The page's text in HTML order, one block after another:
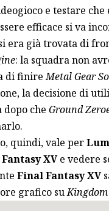
e testare che
efficace si va
era già trovata di
: la squadra non
di finireMetal Gear
la decisione di
dopo che Ground
quindi, vale per
XVe vedere
Final Fantasy XV
grafico su